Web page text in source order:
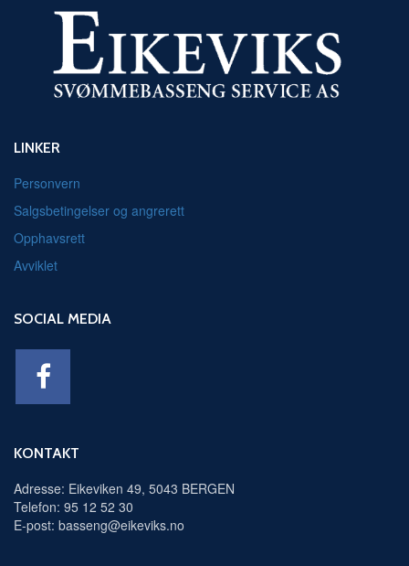
LINKER
Personvern
Salgsbetingelser og angrerett
Opphavsrett
Avviklet
SOCIAL MEDIA
KONTAKT
Adresse: Eikeviken 49, 5043 BERGEN
Telefon: 95 12 52 30
E-post: basseng@eikeviks.no